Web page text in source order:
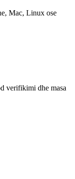
Mac, Linux ose
verifikimi dhe masa